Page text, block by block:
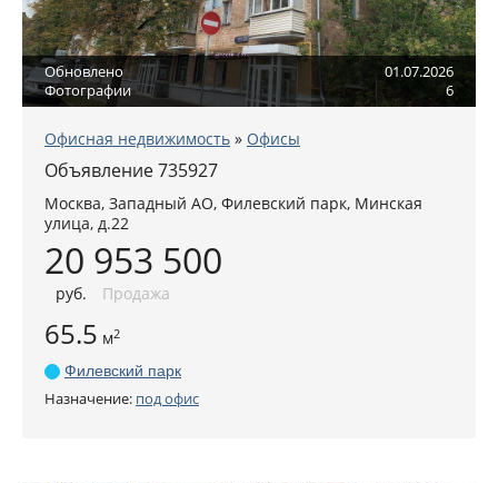
Обновлено
01.07.2026
Фотографии
6
Офисная недвижимость » Офисы
Объявление 735927
Москва, Западный АО, Филевский парк, Минская
улица, д.22
20 953 500
руб. Продажа
65.5 м2
Филевский парк
Назначение: под офис